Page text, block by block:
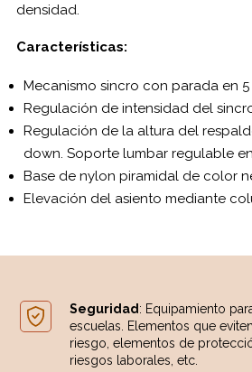
densidad.
Características:
Mecanismo sincro con parada en
Regulación de intensidad del
Regulación de la altura del
down. Soporte lumbar regulable
Base de nylon piramidal de color
Elevación del asiento mediante
Seguridad : Equipamiento
escuelas. Elementos que
riesgo, elementos de
riesgos laborales, etc.